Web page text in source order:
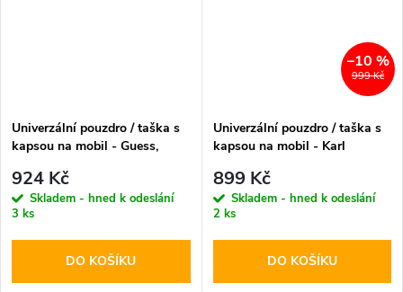
Univerzální pouzdro / taška s
kapsou na mobil - Guess,
924 Kč
Skladem - hned k odeslání
3 ks
DO KOŠÍKU
999 Kč
–10 %
Univerzální pouzdro / taška s
kapsou na mobil - Karl
Choupette NFT Wallet Black
899 Kč
Skladem - hned k odeslání
2 ks
DO KOŠÍKU